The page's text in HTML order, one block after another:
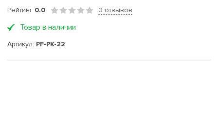
Рейтинг 0.0 0 отзывов
Товар в наличии
Артикул: PF-PK-22